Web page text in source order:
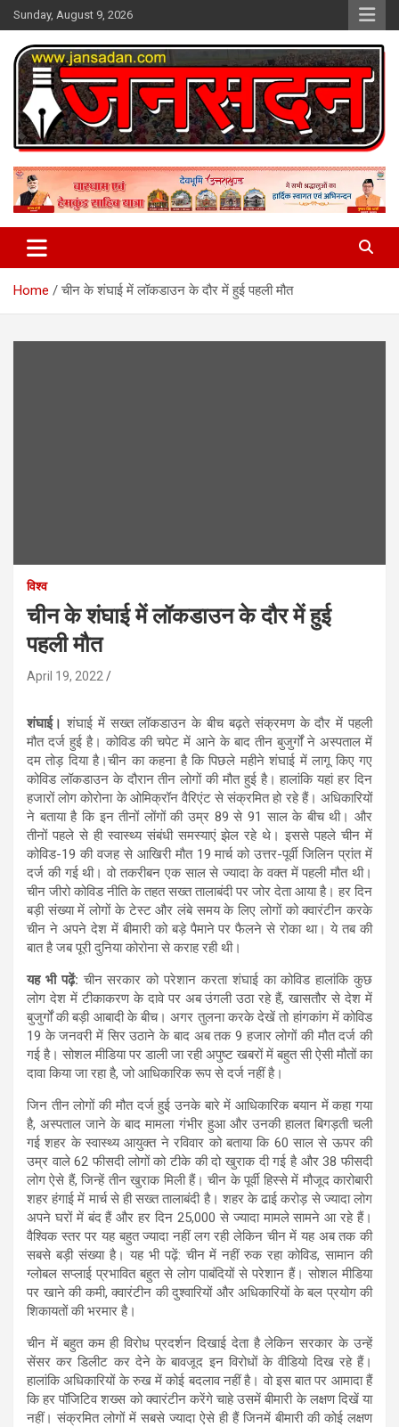
Skip
to
content
Sunday, August 9, 2026
Jan Sadan
Home चीन के शंघाई में लॉकडाउन के दौर में हुई पहली मौत
विश्व
चीन के शंघाई में लॉकडाउन के दौर में हुई
पहली मौत
April 19, 2022
शंघाई। शंघाई में सख्त लॉकडाउन के बीच बढ़ते संक्रमण के दौर में पहली
मौत दर्ज हुई है। कोविड की चपेट में आने के बाद तीन बुजुर्गों ने अस्पताल में
दम तोड़ दिया है।चीन का कहना है कि पिछले महीने शंघाई में लागू किए गए
कोविड लॉकडाउन के दौरान तीन लोगों की मौत हुई है। हालांकि यहां हर दिन
हजारों लोग कोरोना के ओमिक्रॉन वैरिएंट से संक्रमित हो रहे हैं। अधिकारियों
ने बताया है कि इन तीनों लोंगों की उम्र 89 से 91 साल के बीच थी। और
तीनों पहले से ही स्वास्थ्य संबंधी समस्याएं झेल रहे थे। इससे पहले चीन में
कोविड-19 की वजह से आखिरी मौत 19 मार्च को उत्तर-पूर्वी जिलिन प्रांत में
दर्ज की गई थी। वो तकरीबन एक साल से ज्यादा के वक्त में पहली मौत थी।
चीन जीरो कोविड नीति के तहत सख्त तालाबंदी पर जोर देता आया है। हर दिन
बड़ी संख्या में लोगों के टेस्ट और लंबे समय के लिए लोगों को क्वारंटीन करके
चीन ने अपने देश में बीमारी को बड़े पैमाने पर फैलने से रोका था। ये तब की
बात है जब पूरी दुनिया कोरोना से कराह रही थी।
यह भी पढ़ें: चीन सरकार को परेशान करता शंघाई का कोविड हालांकि कुछ
लोग देश में टीकाकरण के दावे पर अब उंगली उठा रहे हैं, खासतौर से देश में
बुजुर्गों की बड़ी आबादी के बीच। अगर तुलना करके देखें तो हांगकांग में कोविड
19 के जनवरी में सिर उठाने के बाद अब तक 9 हजार लोगों की मौत दर्ज की
गई है। सोशल मीडिया पर डाली जा रही अपुष्ट खबरों में बहुत सी ऐसी मौतों का
दावा किया जा रहा है, जो आधिकारिक रूप से दर्ज नहीं है।
जिन तीन लोगों की मौत दर्ज हुई उनके बारे में आधिकारिक बयान में कहा गया
है, अस्पताल जाने के बाद मामला गंभीर हुआ और उनकी हालत बिगड़ती चली
गई शहर के स्वास्थ्य आयुक्त ने रविवार को बताया कि 60 साल से ऊपर की
उम्र वाले 62 फीसदी लोगों को टीके की दो खुराक दी गई है और 38 फीसदी
लोग ऐसे हैं, जिन्हें तीन खुराक मिली हैं। चीन के पूर्वी हिस्से में मौजूद कारोबारी
शहर हंगाई में मार्च से ही सख्त तालाबंदी है। शहर के ढाई करोड़ से ज्यादा लोग
अपने घरों में बंद हैं और हर दिन 25,000 से ज्यादा मामले सामने आ रहे हैं।
वैश्विक स्तर पर यह बहुत ज्यादा नहीं लग रही लेकिन चीन में यह अब तक की
सबसे बड़ी संख्या है। यह भी पढ़ें: चीन में नहीं रुक रहा कोविड, सामान की
ग्लोबल सप्लाई प्रभावित बहुत से लोग पाबंदियों से परेशान हैं। सोशल मीडिया
पर खाने की कमी, क्वारंटीन की दुश्वारियों और अधिकारियों के बल प्रयोग की
शिकायतों की भरमार है।
चीन में बहुत कम ही विरोध प्रदर्शन दिखाई देता है लेकिन सरकार के उन्हें
सेंसर कर डिलीट कर देने के बावजूद इन विरोधों के वीडियो दिख रहे हैं।
हालांकि अधिकारियों के रुख में कोई बदलाव नहीं है। वो इस बात पर आमादा हैं
कि हर पॉजिटिव शख्स को क्वारंटीन करेंगे चाहे उसमें बीमारी के लक्षण दिखें या
नहीं। संक्रमित लोगों में सबसे ज्यादा ऐसे ही हैं जिनमें बीमारी की कोई लक्षण